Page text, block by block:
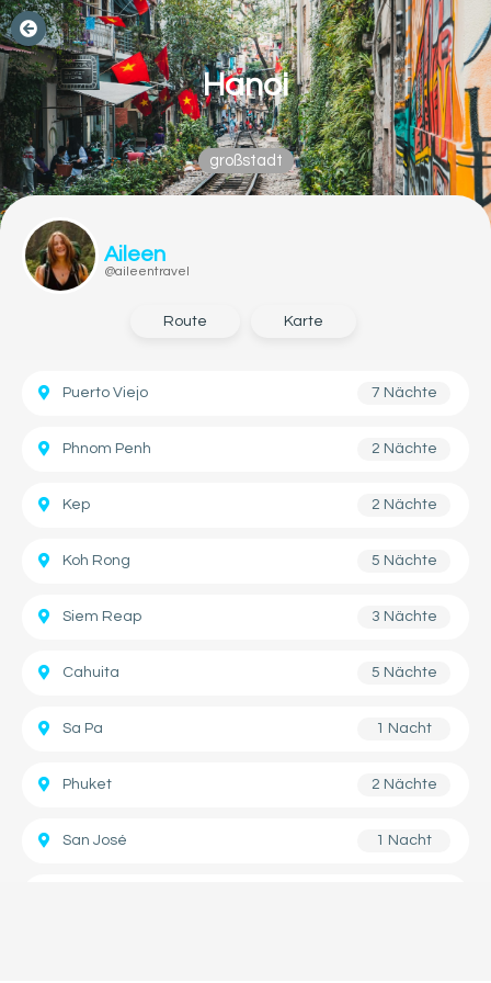
Hanoi
großstadt
Aileen
@aileentravel
Route Karte
Puerto Viejo 7 Nächte
Phnom Penh 2 Nächte
Kep 2 Nächte
Koh Rong 5 Nächte
Siem Reap 3 Nächte
Cahuita 5 Nächte
Sa Pa 1 Nacht
Phuket 2 Nächte
San José 1 Nacht